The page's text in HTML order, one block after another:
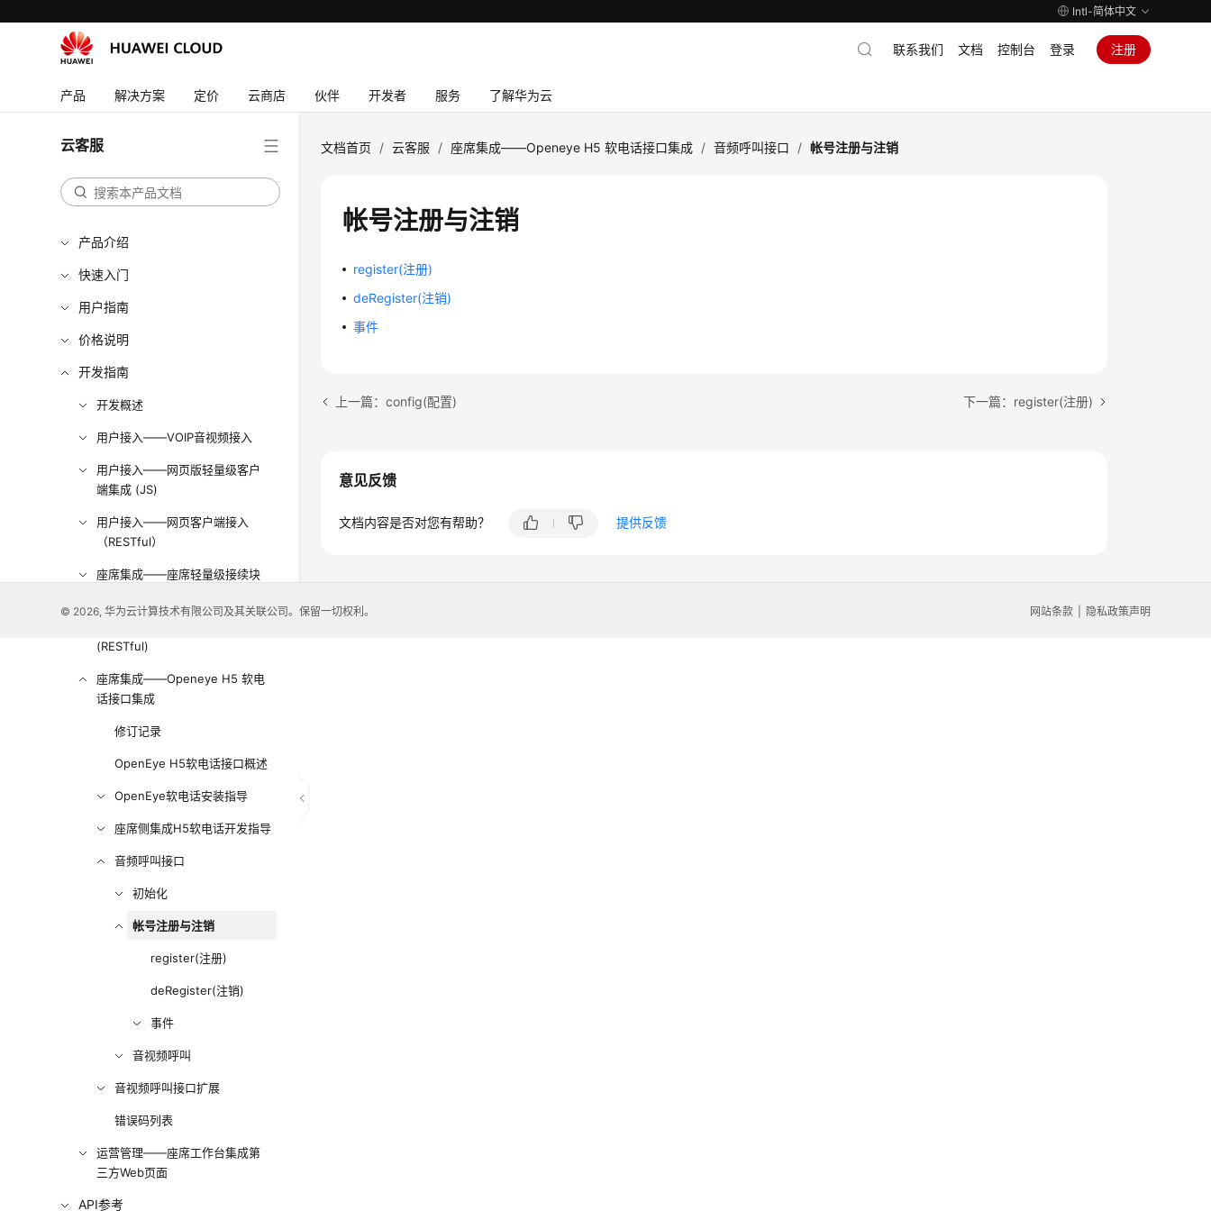
Intl-简体中文
产品 解决方案 定价 云商店 伙伴 开发者 服务 了解华为云
联系我们 文档 控制台 登录 注册
云客服
产品介绍
快速入门
用户指南
价格说明
开发指南
开发概述
用户接入——VOIP音视频接入
用户接入——网页版轻量级客户
端集成 (JS)
用户接入——网页客户端接入
（RESTful）
座席集成——座席轻量级接续块
(RESTful)
座席集成——Openeye H5 软电
话接口集成
修订记录
OpenEye H5软电话接口概述
OpenEye软电话安装指导
座席侧集成H5软电话开发指导
音频呼叫接口
初始化
帐号注册与注销
register(注册)
deRegister(注销)
事件
音视频呼叫
音视频呼叫接口扩展
错误码列表
运营管理——座席工作台集成第
三方Web页面
API参考
文档首页 / 云客服 / 座席集成——Openeye H5 软电话接口集成 / 音频呼叫接口 / 帐号注册与注销
帐号注册与注销
register(注册)
deRegister(注销)
事件
上一篇：config(配置) 下一篇：register(注册)
意见反馈
文档内容是否对您有帮助？ 提供反馈
© 2026, 华为云计算技术有限公司及其关联公司。保留一切权利。 网站条款 隐私政策声明